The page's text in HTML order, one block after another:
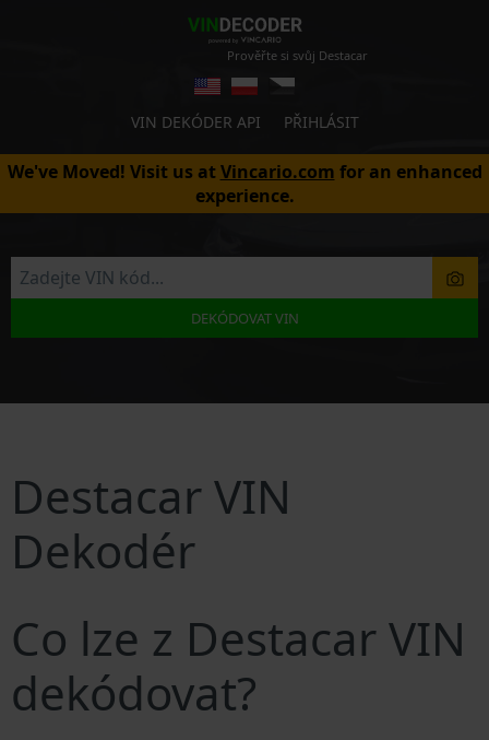
Prověřte si svůj Destacar
VIN DEKÓDER API PŘIHLÁSIT
We've Moved! Visit us atVincario.com for an enhanced
experience.
DEKÓDOVAT VIN
Destacar VIN
Dekodér
Co lze z Destacar VIN
dekódovat?